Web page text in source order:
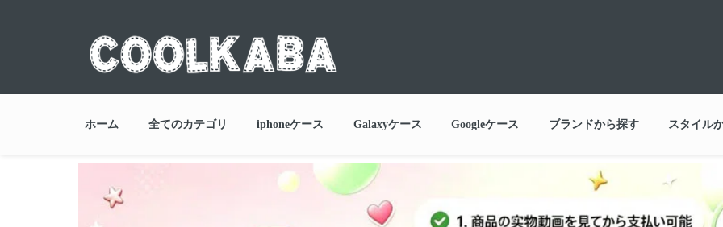
ホーム 全てのカテゴリ iphoneケース Galaxyケース Googleケース ブランドから探す スタイル